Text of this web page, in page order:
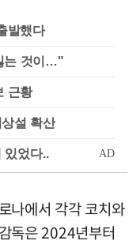
발했다
는 것이…"
근황
설 확산
나에서 각각 코치와
독은 2024년부터